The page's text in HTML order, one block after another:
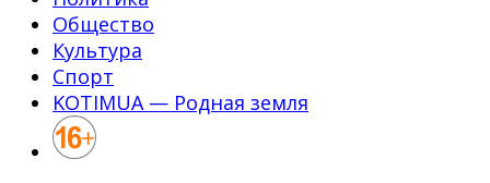
Общество
Культура
Спорт
KOTIMUA — Родная земля